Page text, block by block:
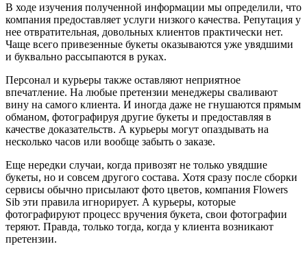
В ходе изучения полученной информации мы определили, что
компания предоставляет услуги низкого качества. Репутация у
нее отвратительная, довольных клиентов практически нет.
Чаще всего привезенные букеты оказываются уже увядшими
и буквально рассыпаются в руках.
Персонал и курьеры также оставляют неприятное
впечатление. На любые претензии менеджеры сваливают
вину на самого клиента. И иногда даже не гнушаются прямым
обманом, фотографируя другие букеты и предоставляя в
качестве доказательств. А курьеры могут опаздывать на
несколько часов или вообще забыть о заказе.
Еще нередки случаи, когда привозят не только увядшие
букеты, но и совсем другого состава. Хотя сразу после сборки
сервисы обычно присылают фото цветов, компания Flowers
Sib эти правила игнорирует. А курьеры, которые
фотографируют процесс вручения букета, свои фотографии
теряют. Правда, только тогда, когда у клиента возникают
претензии.